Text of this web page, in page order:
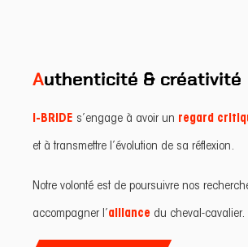
Authenticité & créativité
I-BRIDE s’engage à avoir un regard
et à transmettre l’évolution de sa réflexion.
Notre volonté est de poursuivre nos
accompagner l’ alliance du cheval-cavalier.